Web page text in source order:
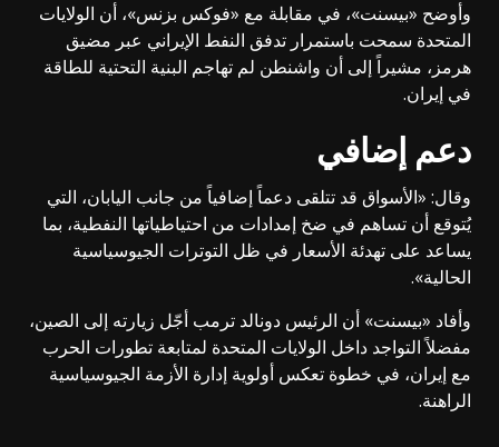
وأوضح «بيسنت»، في مقابلة مع «فوكس بزنس»، أن الولايات
المتحدة سمحت باستمرار تدفق النفط الإيراني عبر مضيق
هرمز، مشيراً إلى أن واشنطن لم تهاجم البنية التحتية للطاقة
في إيران.
دعم إضافي
وقال: «الأسواق قد تتلقى دعماً إضافياً من جانب اليابان، التي
يُتوقع أن تساهم في ضخ إمدادات من احتياطياتها النفطية، بما
يساعد على تهدئة الأسعار في ظل التوترات الجيوسياسية
الحالية».
وأفاد «بيسنت» أن الرئيس دونالد ترمب أجّل زيارته إلى الصين،
مفضلاً التواجد داخل الولايات المتحدة لمتابعة تطورات الحرب
مع إيران، في خطوة تعكس أولوية إدارة الأزمة الجيوسياسية
الراهنة.